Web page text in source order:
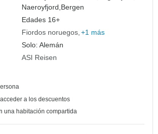
Naeroyfjord, Bergen
Edades 16+
Fiordos noruegos +1 más
Solo: Alemán
ASI Reisen
a los descuentos
una habitación compartida